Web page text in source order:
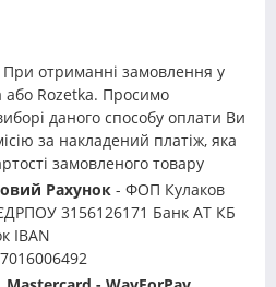
При отриманні замовлення у
або Rozetka. Просимо
даного способу оплати Ви
за накладений платіж, яка
замовленого товару
Рахунок - ФОП Кулаков
3156126171 Банк АТ КБ
IBAN